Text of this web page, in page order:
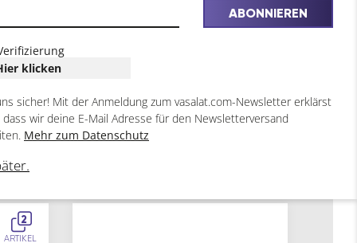
2
ARTIKEL
ABONNIEREN
klicken
sicher! Mit der Anmeldung zum vasalat.com-Newsletter erklärst
wir deine E-Mail Adresse für den Newsletterversand
Mehr zum Datenschutz